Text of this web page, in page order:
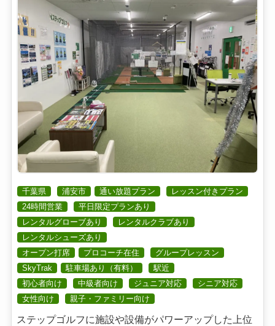
千葉県 浦安市 通い放題プラン
レッスン付きプラン
24時間営業
平日限定プランあり
レンタルグローブあり
レンタルクラブあり
レンタルシューズあり
オープン打席
プロコーチ在住
グループレッスン
SkyTrak
駐車場あり（有料）
駅近
初心者向け
中級者向け ジュニア対応
シニア対応
女性向け
親子・ファミリー向け
ステップゴルフに施設や設備がパワーアップした上位